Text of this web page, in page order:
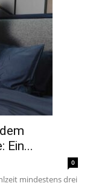
Ein...
0
mindestens drei